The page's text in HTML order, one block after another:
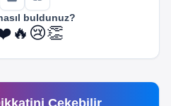
buldunuz?
🔥 😢👏